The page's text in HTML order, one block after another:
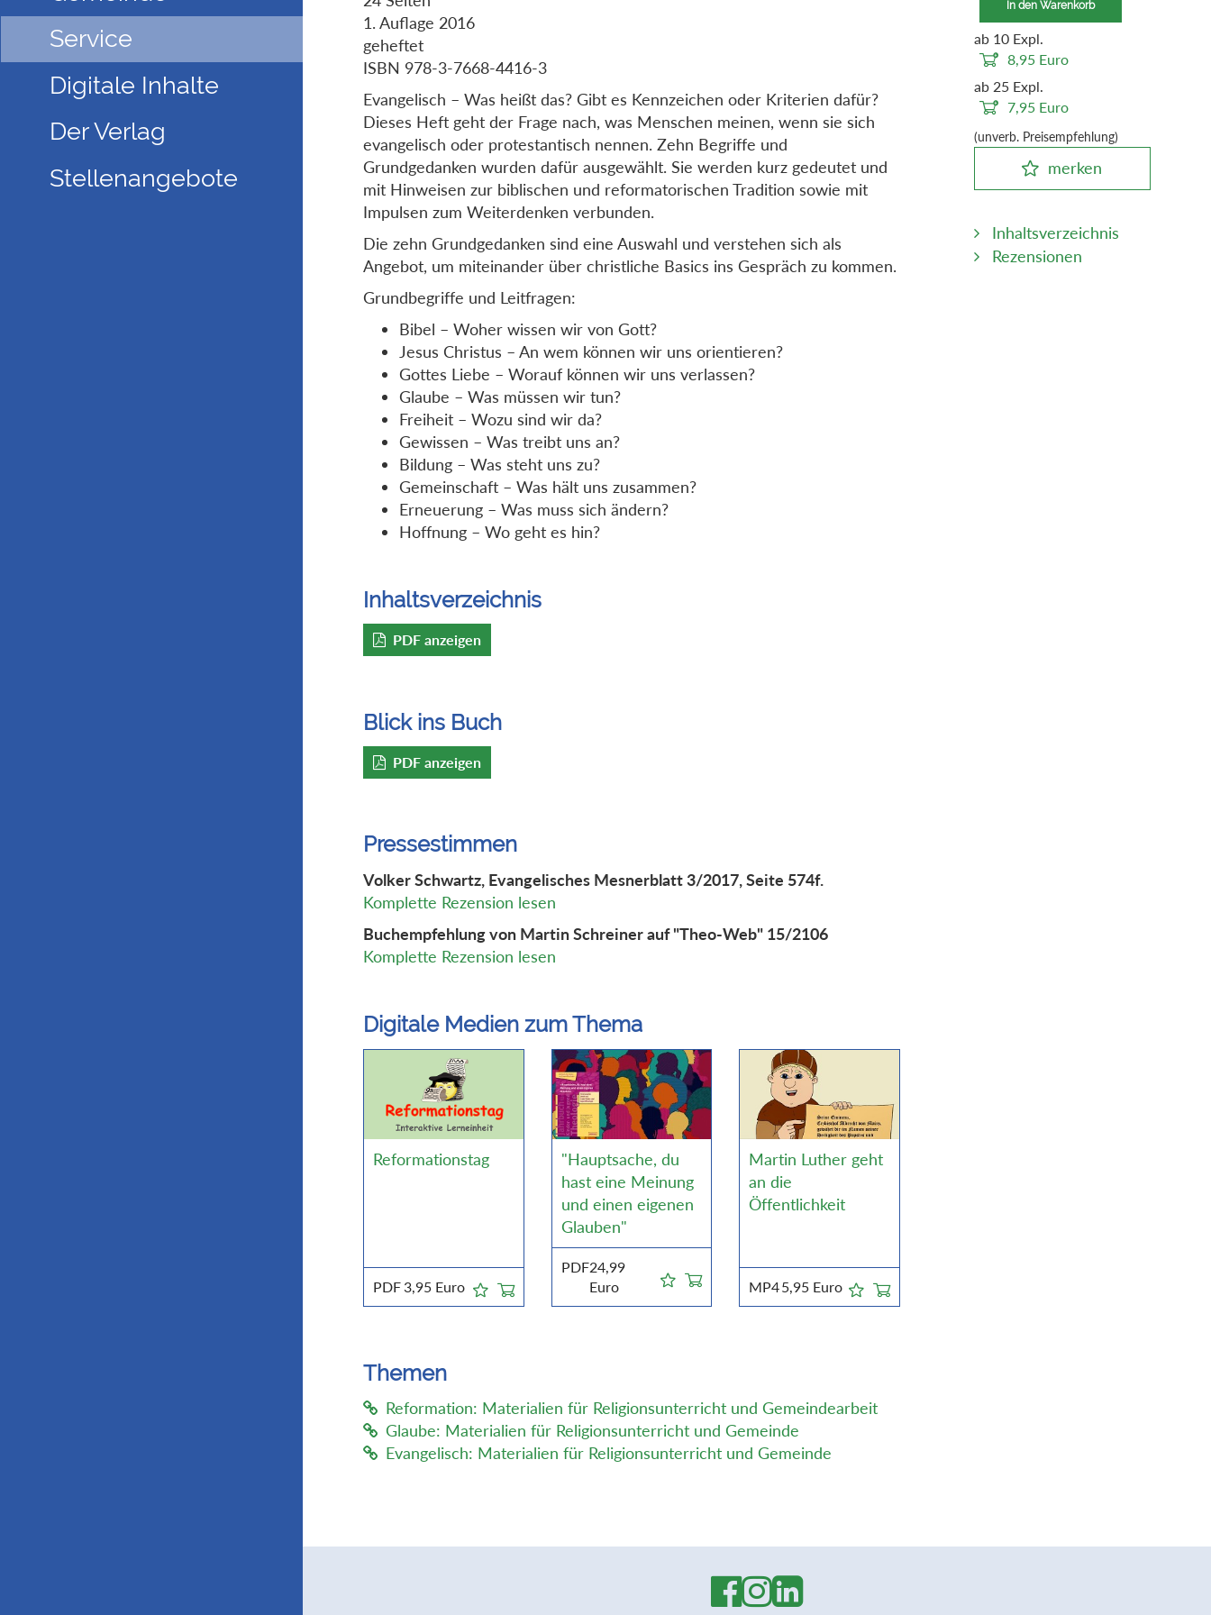
Service
Digitale Inhalte
Der Verlag
Stellenangebote
1. Auflage 2016
geheftet
ISBN 978-3-7668-4416-3
Evangelisch – Was heißt das? Gibt es Kennzeichen oder Kriterien dafür?
Dieses Heft geht der Frage nach, was Menschen meinen, wenn sie sich
evangelisch oder protestantisch nennen. Zehn Begriffe und
Grundgedanken wurden dafür ausgewählt. Sie werden kurz gedeutet und
mit Hinweisen zur biblischen und reformatorischen Tradition sowie mit
Impulsen zum Weiterdenken verbunden.
Die zehn Grundgedanken sind eine Auswahl und verstehen sich als
Angebot, um miteinander über christliche Basics ins Gespräch zu kommen.
Grundbegriffe und Leitfragen:
Bibel – Woher wissen wir von Gott?
Jesus Christus – An wem können wir uns orientieren?
Gottes Liebe – Worauf können wir uns verlassen?
Glaube – Was müssen wir tun?
Freiheit – Wozu sind wir da?
Gewissen – Was treibt uns an?
Bildung – Was steht uns zu?
Gemeinschaft – Was hält uns zusammen?
Erneuerung – Was muss sich ändern?
Hoffnung – Wo geht es hin?
Inhaltsverzeichnis
PDF anzeigen
Blick ins Buch
PDF anzeigen
Pressestimmen
Volker Schwartz, Evangelisches Mesnerblatt 3/2017, Seite 574f.
Komplette Rezension lesen
Buchempfehlung von Martin Schreiner auf "Theo-Web" 15/2106
Komplette Rezension lesen
Digitale Medien zum Thema
Reformationstag
PDF3,95 Euro
"Hauptsache, du
hast eine Meinung
und einen eigenen
Glauben"
PDF24,99
Euro
Martin Luther geht
an die
Öffentlichkeit
MP45,95 Euro
Themen
Reformation: Materialien für Religionsunterricht und Gemeindearbeit
Glaube: Materialien für Religionsunterricht und Gemeinde
Evangelisch: Materialien für Religionsunterricht und Gemeinde
In den Warenkorb
ab 10 Expl.
8,95 Euro
ab 25 Expl.
7,95 Euro
(unverb. Preisempfehlung)
merken
Inhaltsverzeichnis
Rezensionen